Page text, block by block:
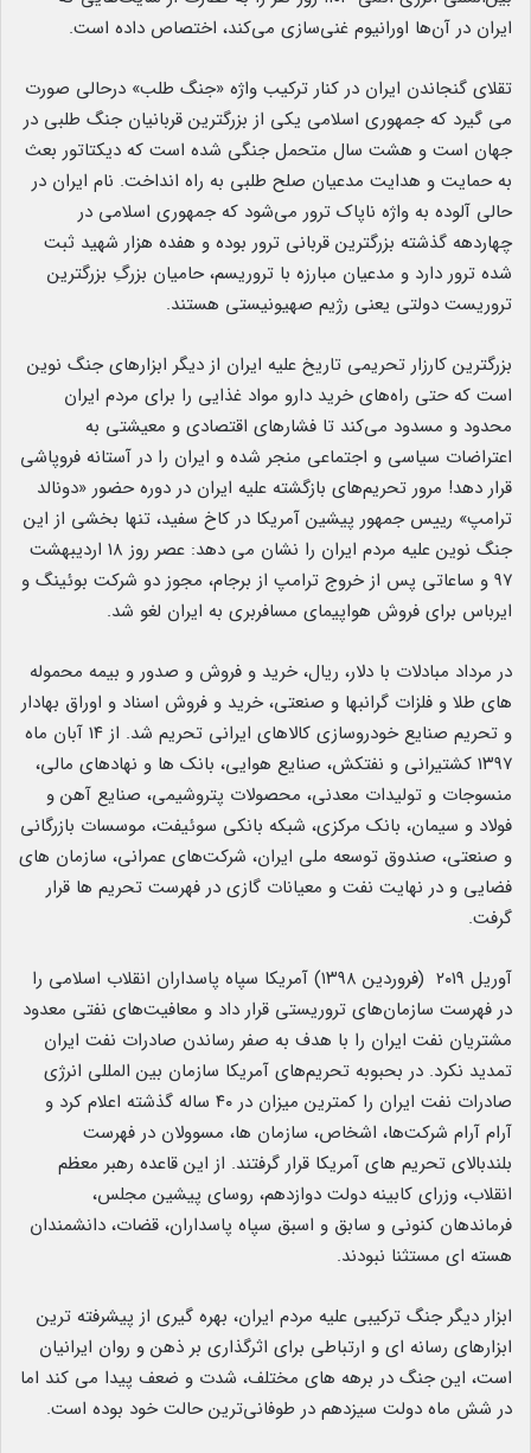
ایران در آن‌ها اورانیوم غنی‌سازی می‌کند، اختصاص داده است.
تقلای گنجاندن ایران در کنار ترکیب واژه «جنگ طلب» درحالی صورت
می گیرد که جمهوری اسلامی یکی از بزرگترین قربانیان جنگ طلبی در
جهان است و هشت سال متحمل جنگی شده است که دیکتاتور بعث
به حمایت و هدایت مدعیان صلح طلبی به راه انداخت. نام ایران در
حالی آلوده به واژه ناپاک ترور می‌شود که جمهوری اسلامی در
چهاردهه گذشته بزرگترین قربانی ترور بوده و هفده هزار شهید ثبت
شده ترور دارد و مدعیان مبارزه با تروریسم، حامیان بزرگِ بزرگترین
تروریست دولتی یعنی رژیم صهیونیستی هستند.
بزرگترین کارزار تحریمی تاریخ علیه ایران از دیگر ابزارهای جنگ نوین
است که حتی راه‌های خرید دارو مواد غذایی را برای مردم ایران
محدود و مسدود می‌کند تا فشارهای اقتصادی و معیشتی به
اعتراضات سیاسی و اجتماعی منجر شده و ایران را در آستانه فروپاشی
قرار دهد! مرور تحریم‌های بازگشته علیه ایران در دوره حضور «دونالد
ترامپ» رییس جمهور پیشین آمریکا در کاخ سفید، تنها بخشی از این
جنگ نوین علیه مردم ایران را نشان می دهد: عصر روز ۱۸ اردیبهشت
۹۷ و ساعاتی پس از خروج ترامپ از برجام، مجوز دو شرکت بوئینگ و
ایرباس برای فروش هواپیمای مسافربری به ایران لغو شد.
در مرداد مبادلات با دلار، ریال، خرید و فروش و صدور و بیمه محموله
های طلا و فلزات گرانبها و صنعتی، خرید و فروش اسناد و اوراق بهادار
و تحریم صنایع خودروسازی کالاهای ایرانی تحریم شد. از ۱۴ آبان ماه
۱۳۹۷ کشتیرانی و نفتکش، صنایع هوایی، بانک ها و نهادهای مالی،
منسوجات و تولیدات معدنی، محصولات پتروشیمی، صنایع آهن و
فولاد و سیمان، بانک مرکزی، شبکه بانکی سوئیفت، موسسات بازرگانی
و صنعتی، صندوق توسعه ملی ایران، شرکت‌های عمرانی، سازمان های
فضایی و در نهایت نفت و معیانات گازی در فهرست تحریم ها قرار
گرفت.
آوریل ۲۰۱۹ (فروردین ۱۳۹۸) آمریکا سپاه پاسداران انقلاب اسلامی را
در فهرست سازمان‌های تروریستی قرار داد و معافیت‌های نفتی معدود
مشتریان نفت ایران را با هدف به صفر رساندن صادرات نفت ایران
تمدید نکرد. در بحبوبه تحریم‌های آمریکا سازمان بین المللی انرژی
صادرات نفت ایران را کمترین میزان در ۴۰ ساله گذشته اعلام کرد و
آرام آرام شرکت‌ها، اشخاص، سازمان ها، مسوولان در فهرست
بلندبالای تحریم های آمریکا قرار گرفتند. از این قاعده رهبر معظم
انقلاب، وزرای کابینه دولت دوازدهم، روسای پیشین مجلس،
فرماندهان کنونی و سابق و اسبق سپاه پاسداران، قضات، دانشمندان
هسته ای مستثنا نبودند.
ابزار دیگر جنگ ترکیبی علیه مردم ایران، بهره گیری از پیشرفته ترین
ابزارهای رسانه ای و ارتباطی برای اثرگذاری بر ذهن و روان ایرانیان
است، این جنگ در برهه های مختلف، شدت و ضعف پیدا می کند اما
در شش ماه دولت سیزدهم در طوفانی‌ترین حالت خود بوده است.